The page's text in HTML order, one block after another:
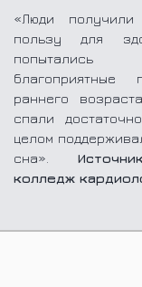
«Люди
пользу для
раннего
спали
целом
сна».
колледж